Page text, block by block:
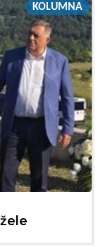
KOLUMNA